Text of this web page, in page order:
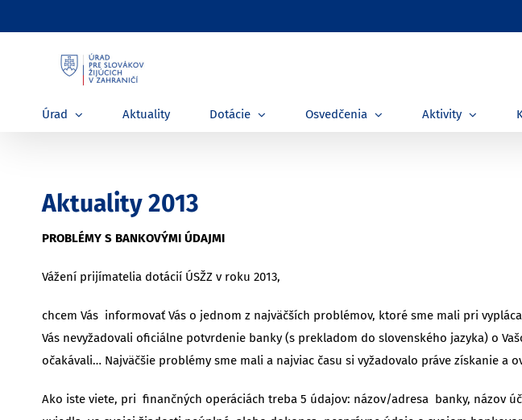
to
Úrad Aktuality Dotácie Osvedčenia Aktivity
Aktuality 2013
PROBLÉMY S BANKOVÝMI ÚDAJMI
Vážení prijímatelia dotácií ÚSŽZ v roku 2013,
chcem Vás informovať Vás o jednom z najväčších problémov, ktoré sme mali pri
Vás nevyžadovali oficiálne potvrdenie banky (s prekladom do slovenského jazyka) o
očakávali… Najväčšie problémy sme mali a najviac času si vyžadovalo práve získanie
Ako iste viete, pri finančných operáciách treba 5 údajov: názov/adresa banky, názov